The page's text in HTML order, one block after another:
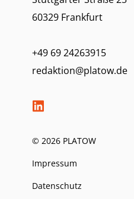
60329 Frankfurt
+49 69 24263915
redaktion@platow.de
© 2026 PLATOW
Impressum
Datenschutz